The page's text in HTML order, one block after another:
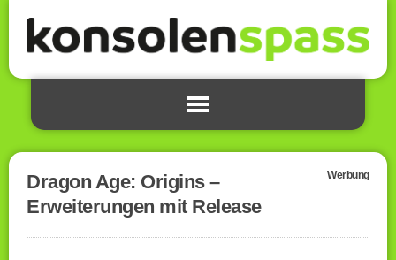
Dragon Age: Origins –
Erweiterungen mit Release
Werbung